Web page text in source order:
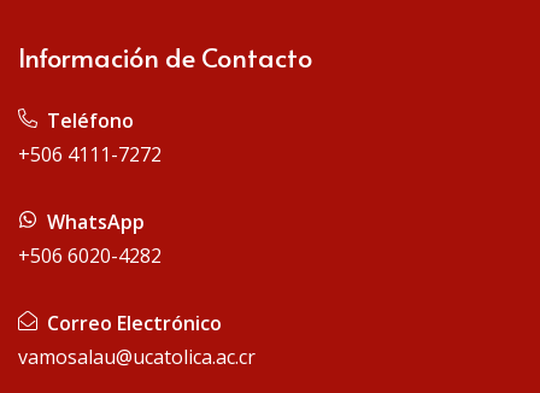
Información de Contacto
Teléfono
+506 4111-7272
WhatsApp
+506 6020-4282
Correo Electrónico
vamosalau@ucatolica.ac.cr